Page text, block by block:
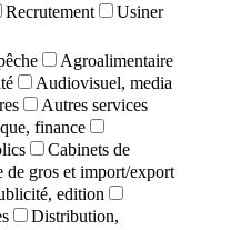
Recrutement
Usiner
Agroalimentaire
Audiovisuel, media
Autres services
finance
Cabinets de
de gros et import/export
edition
Distribution,